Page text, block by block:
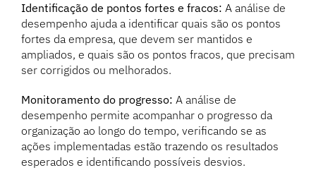
Identificação de pontos fortes e fracos: A análise de
desempenho ajuda a identificar quais são os pontos
fortes da empresa, que devem ser mantidos e
ampliados, e quais são os pontos fracos, que precisam
ser corrigidos ou melhorados.
Monitoramento do progresso: A análise de
desempenho permite acompanhar o progresso da
organização ao longo do tempo, verificando se as
ações implementadas estão trazendo os resultados
esperados e identificando possíveis desvios.